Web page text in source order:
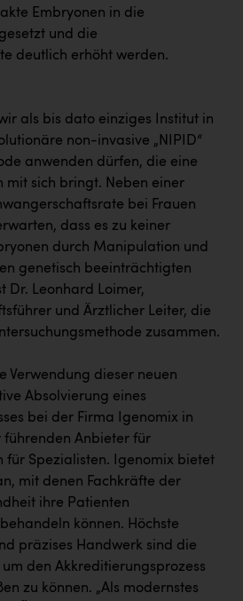
Austria
Energiehandel
Embryonen in die
und die
deutlich erhöht werden.
als bis dato einziges Institut in
non-invasive „NIPID“
anwenden dürfen, die eine
mit sich bringt. Neben einer
bei Frauen
dass es zu keiner
durch Manipulation und
genetisch beeinträchtigten
Dr. Leonhard Loimer,
und Ärztlicher Leiter, die
zusammen.
Verwendung dieser neuen
Absolvierung eines
bei der Firma Igenomix in
Anbieter für
für Spezialisten. Igenomix bietet
mit denen Fachkräfte der
ihre Patienten
können. Höchste
präzises Handwerk sind die
den Akkreditierungsprozess
zu können. „Als modernstes